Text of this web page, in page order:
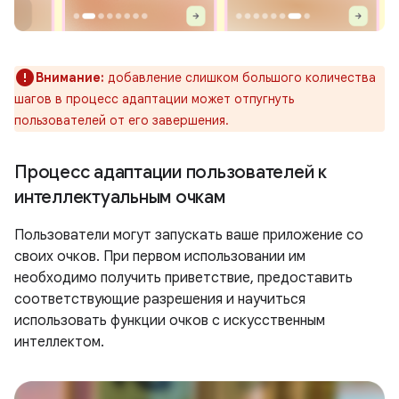
Внимание: добавление слишком большого количества
шагов в процесс адаптации может отпугнуть
пользователей от его завершения.
Процесс адаптации пользователей к
интеллектуальным очкам
Пользователи могут запускать ваше приложение со
своих очков. При первом использовании им
необходимо получить приветствие, предоставить
соответствующие разрешения и научиться
использовать функции очков с искусственным
интеллектом.